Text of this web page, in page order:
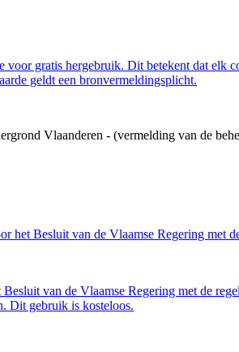
gratis hergebruik. Dit betekent dat elk
geldt een bronvermeldingsplicht.
Vlaanderen - (vermelding van de
het Besluit van de Vlaamse Regering met
van de Vlaamse Regering met de
Dit gebruik is kosteloos.